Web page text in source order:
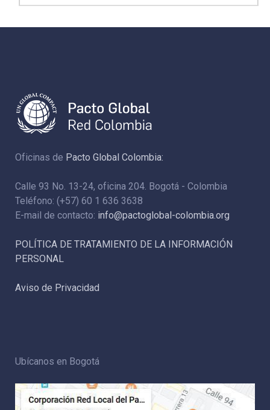
Oficinas de Pacto Global Colombia:
Calle 93 No. 13-24, oficina 204. Bogotá - Colombia
Teléfono: (+57) 60 1 636 3638
E-mail de contacto: info@pactoglobal-colombia.org
POLÍTICA DE TRATAMIENTO DE LA INFORMACIÓN
PERSONAL
Aviso de Privacidad
Ubícanos en Bogotá